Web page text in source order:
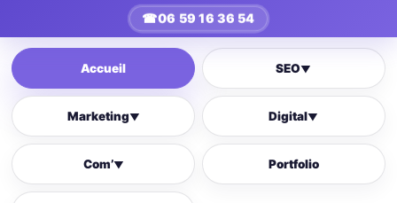
☎06 59 16 36 54
Accueil SEO▼
Marketing▼ Digital▼
Com’▼ Portfolio